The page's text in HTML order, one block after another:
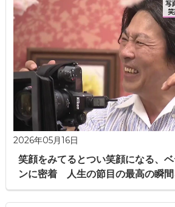
2026年05月16日
笑顔をみてるとつい笑顔になる、
ンに密着 人生の節目の最高の瞬